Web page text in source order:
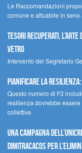
Le Raccomandazioni
comune e attuabile in seno
Tesori recuperati, l’arte
Vetro
Intervento del Segretario
Pianificare la
Questo numero di F3
resilienza dovrebbe
collettive.
Una campagna
Dimitracacos per